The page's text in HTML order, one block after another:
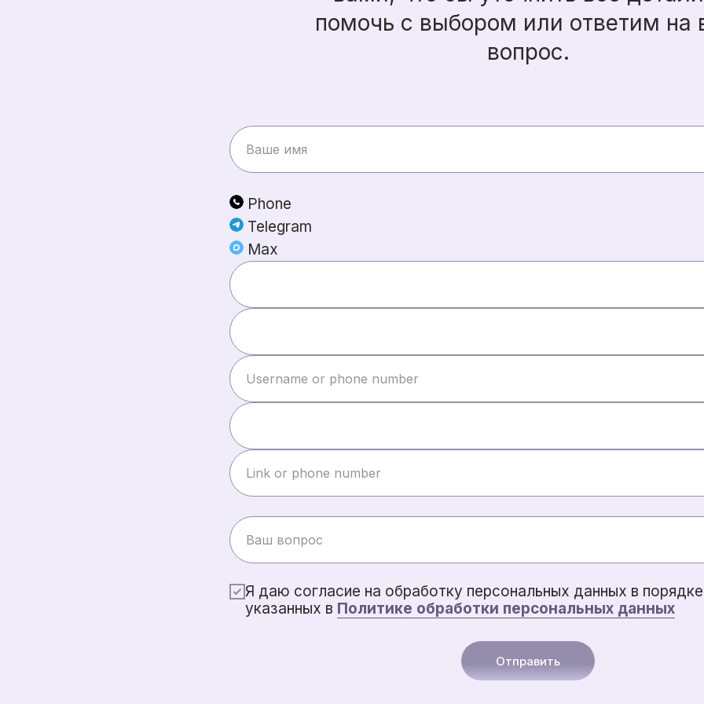
помочь с выбором или ответим на
вопрос.
Phone
Telegram
Max
Я даю согласие на обработку персональных данных в
указанных в Политике обработки персональных данных
Отправить